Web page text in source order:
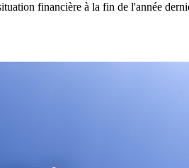
financière à la fin de l'année